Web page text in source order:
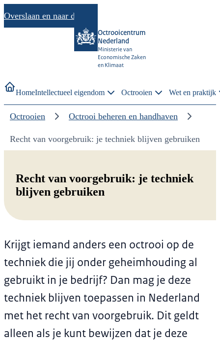
Overslaan en naar de inhoud gaan
Octrooicentrum
Nederland
Ministerie van
Economische Zaken
en Klimaat
HomeIntellectueel eigendom Octrooien Wet en praktijk
Octrooien Octrooi beheren en handhaven
Recht van voorgebruik: je techniek blijven gebruiken
Recht van voorgebruik: je techniek
blijven gebruiken
Krijgt iemand anders een octrooi op de
techniek die jij onder geheimhouding al
gebruikt in je bedrijf? Dan mag je deze
techniek blijven toepassen in Nederland
met het recht van voorgebruik. Dit geldt
alleen als je kunt bewijzen dat je deze